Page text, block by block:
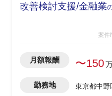
ール管理の
改善検討支援/金融業
案件
月額報酬 〜150
勤務地 東京都中野